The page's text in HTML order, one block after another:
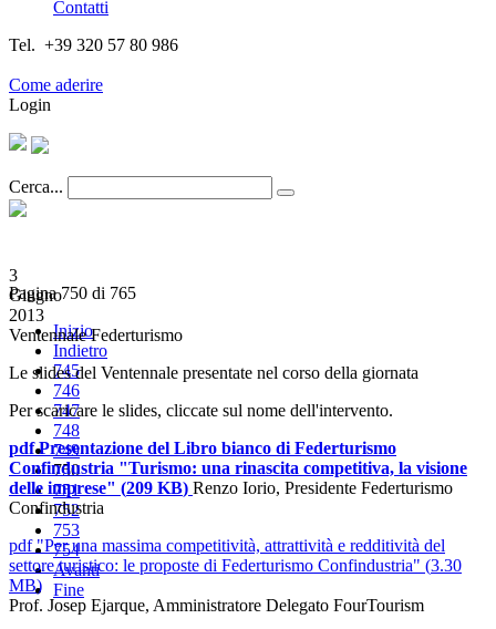
Contatti
Tel. +39 320 57 80 986
Come aderire
Login
Cerca...
3
Giugno
2013
Ventennale Federturismo
Le slides del Ventennale presentate nel corso della giornata
Per scaricare le slides, cliccate sul nome dell'intervento.
pdfPresentazione del Libro bianco di Federturismo
Confindustria "Turismo: una rinascita competitiva, la visione
delle imprese" (209 KB) Renzo Iorio, Presidente Federturismo
Confindustria
pdf"Per una massima competitività, attrattività e redditività del
settore turistico: le proposte di Federturismo Confindustria" (3.30
MB)
Prof. Josep Ejarque, Amministratore Delegato FourTourism
Pagina 750 di 765
Inizio
Indietro
745
746
747
748
749
750
751
752
753
754
Avanti
Fine